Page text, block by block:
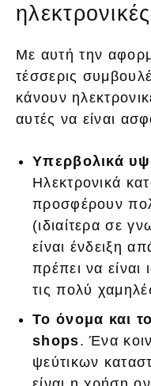
Με αυτή την
τέσσερις
κάνουν
αυτές να είναι
Υπερβολικά
Ηλεκτρονικά
προσφέρουν
(ιδιαίτερα σε
είναι ένδειξη
πρέπει να είναι
τις πολύ
Το όνομα και
shops. Ένα
ψεύτικων